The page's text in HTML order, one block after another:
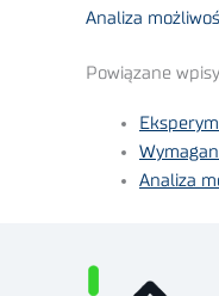
Analiza
Powiązane
Analiza